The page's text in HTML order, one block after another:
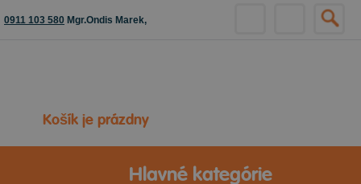
0911 103 580 Mgr.Ondis Marek,
Košík je prázdny
Hlavné kategórie